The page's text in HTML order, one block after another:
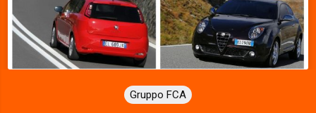
Gruppo FCA